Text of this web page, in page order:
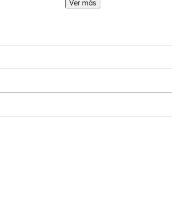
Ver más